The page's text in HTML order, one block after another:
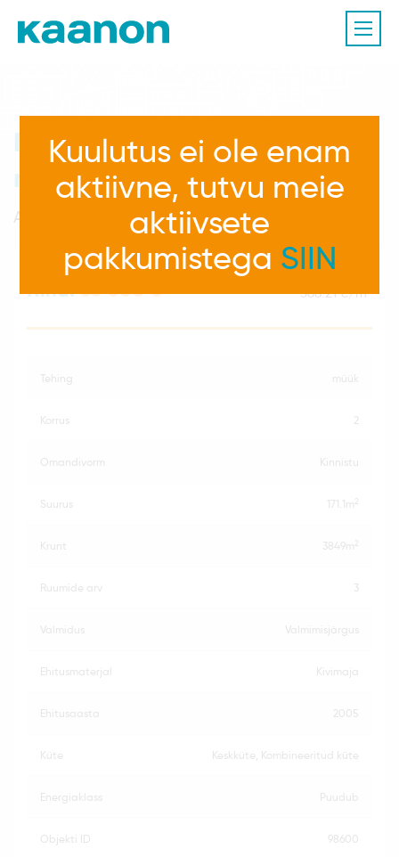
Kuulutus ei ole enam
aktiivne, tutvu meie
aktiivsete
pakkumistega SIIN
Maja, Kanepi vald, Põlva
maakond
A.Weizenbergi , Kanepi alevik
Hind:63 000 368.21 €/m
tehing müük
korrus 2
omandivorm Kinnistu
suurus 171.1m 2
krunt 3849m
ruumide arv 3
valmidus Valmimisjärgus
ehitusmaterjal Kivimaja
ehitusaasta 2005
küte Keskküte, Kombineeritud küte
energiaklass Puudub
objekti ID 98600